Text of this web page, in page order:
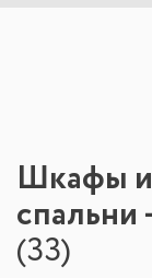
Шкафы
спальни
(33)